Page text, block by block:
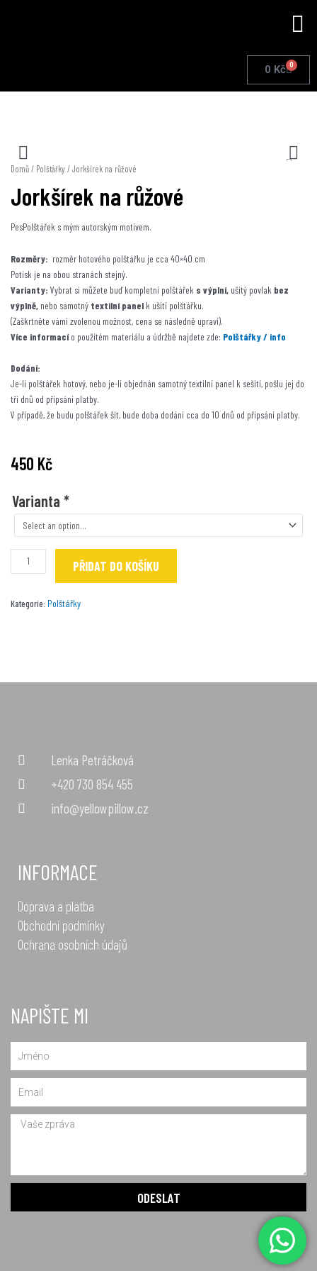
0 Kč 0Cart
Domů/ Polštářky/ Jorkšírek na růžové
Jorkšírek na růžové
PesPolštářek s mým autorským motivem.
Rozměry: rozměr hotového polštářku je cca 40×40 cm
Potisk je na obou stranách stejný.
Varianty: Vybrat si můžete buď kompletní polštářek s výplní, ušitý povlak bez
výplně, nebo samotný textilní panel k ušití polštářku.
(Zaškrtněte vámi zvolenou možnost, cena se následně upraví).
Více informacío použitém materiálu a údržbě najdete zde: Polštářky / info
Dodání:
Je-li polštářek hotový, nebo je-li objednán samotný textilní panel k sešití, pošlu jej do
tří dnů od připsání platby.
V případě, že budu polštářek šít, bude doba dodání cca do 10 dnů od připsání platby.
450 Kč
Varianta *
Jorkšírek
na
růžové
PŘIDAT DO KOŠÍKU
Kategorie: Polštářky
Lenka Petráčková
+420 730 854 455
info@yellowpillow.cz
INFORMACE
Doprava a platba
Obchodní podmínky
Ochrana osobních údajů
NAPIŠTE MI
Message
ODESLAT